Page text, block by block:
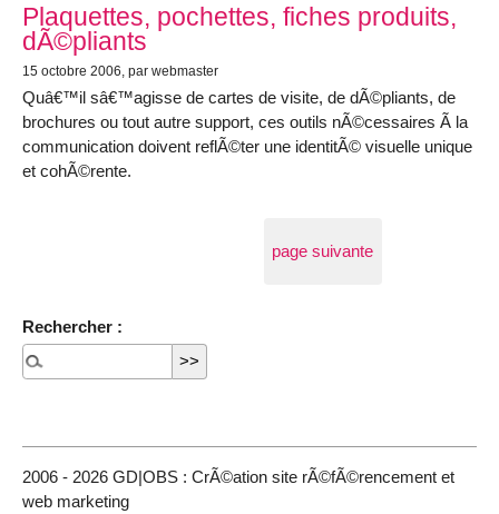
Plaquettes, pochettes, fiches produits,
dÃ©pliants
15 octobre 2006, par webmaster
Quâ€™il sâ€™agisse de cartes de visite, de dÃ©pliants, de
brochures ou tout autre support, ces outils nÃ©cessaires Ã la
communication doivent reflÃ©ter une identitÃ© visuelle unique
et cohÃ©rente.
page suivante
Rechercher :
2006 - 2026 GD|OBS : CrÃ©ation site rÃ©fÃ©rencement et
web marketing